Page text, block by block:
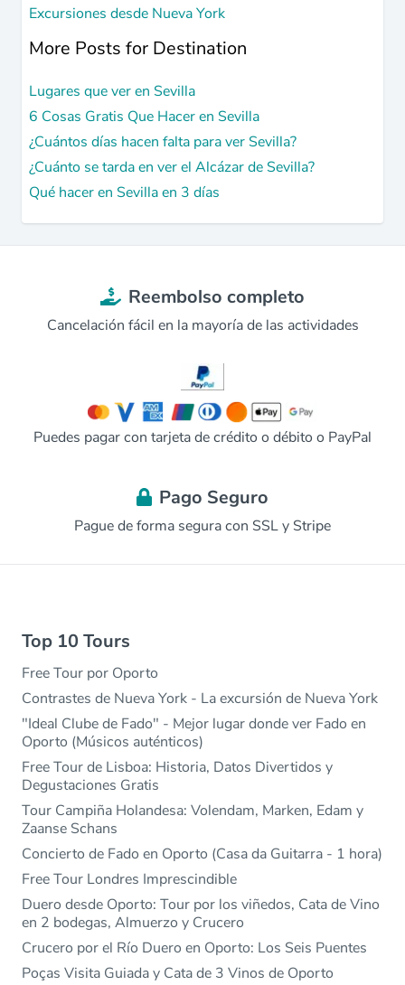
Excursiones desde Nueva York
More Posts for Destination
Lugares que ver en Sevilla
6 Cosas Gratis Que Hacer en Sevilla
¿Cuántos días hacen falta para ver Sevilla?
¿Cuánto se tarda en ver el Alcázar de Sevilla?
Qué hacer en Sevilla en 3 días
Reembolso completo
Cancelación fácil en la mayoría de las actividades
Puedes pagar con tarjeta de crédito o débito o PayPal
Pago Seguro
Pague de forma segura con SSL y Stripe
Top 10 Tours
Free Tour por Oporto
Contrastes de Nueva York - La excursión de Nueva York
"Ideal Clube de Fado" - Mejor lugar donde ver Fado en
Oporto (Músicos auténticos)
Free Tour de Lisboa: Historia, Datos Divertidos y
Degustaciones Gratis
Tour Campiña Holandesa: Volendam, Marken, Edam y
Zaanse Schans
Concierto de Fado en Oporto (Casa da Guitarra - 1 hora)
Free Tour Londres Imprescindible
Duero desde Oporto: Tour por los viñedos, Cata de Vino
en 2 bodegas, Almuerzo y Crucero
Crucero por el Río Duero en Oporto: Los Seis Puentes
Poças Visita Guiada y Cata de 3 Vinos de Oporto